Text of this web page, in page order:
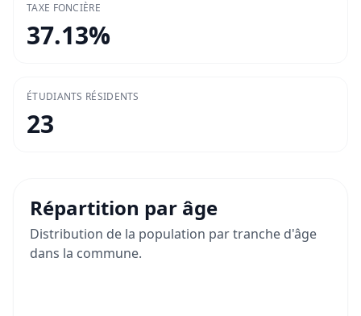
TAXE FONCIÈRE
37.13%
ÉTUDIANTS RÉSIDENTS
23
Répartition par âge
Distribution de la population par tranche d'âge
dans la commune.